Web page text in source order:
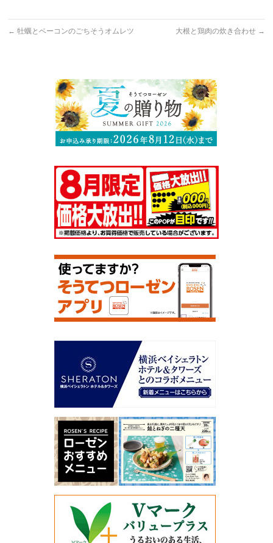
← 牡蠣とベーコンのごちそうオムレツ 大根と鶏肉の炊き合わせ →